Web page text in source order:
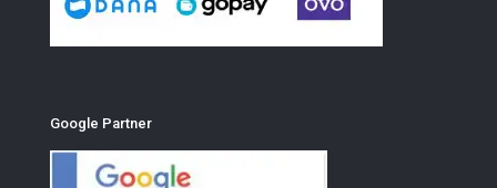
Google Partner